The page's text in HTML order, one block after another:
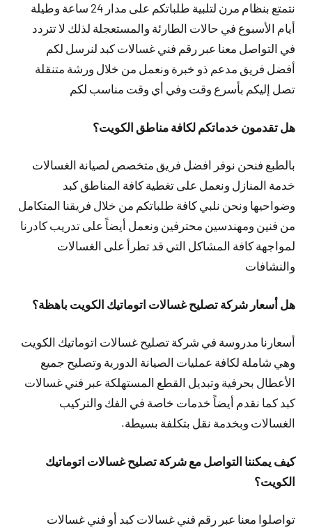
نتمتع بنظام مرن لتلبية طلباتكم على مدار 24 ساعة وطيلة
أيام الأسبوع في حالات الطارئة والمستعجلة لذلك لا تتردد
في التواصل معنا عبر رقم فني غسالات كبد لنرسل لكم
أفضل فريق مدعم ذو خبرة ونعمل من خلال ورشة متنقلة
تصل إليكم بأسرع وقت وفي أي وقت مناسب لكم
هل تقدمون خدماتكم لكافة مناطق الكويت؟
بالطبع فنحن نوفر افضل فريق متخصص لصيانة الغسالات
خدمة المنازل ونعمل على تغطية كافة المناطق كبد
وضواحيها ونحن نلبي كافة طلباتكم من خلال فريقنا المتكامل
من فنين ومهندسين محترفين ونعمل أيضاً على تدريب كادرنا
لمواجهة كافة المشاكل التي قد تطرأ على الغسالات
والنشافات
هل أسعار شركة تصليح غسالات اتوماتيك الكويت باهظة؟
أسعارنا مدروسة في شركة تصليح غسالات اتوماتيك الكويت
وهي شاملة لكافة عمليات الصيانة الدورية وتصليح جميع
الأعطال بحرفية وتبديل القطع المستهلكة عبر فني غسالات
كبد كما نقدم أيضاً خدمات خاصة في الفك والتركيب
الغسالات وبخدمة نقل بتكلفة بسيطة.
كيف يمكننا التواصل مع شركة تصليح غسالات اتوماتيك
الكويت؟
تواصلوا معنا عبر رقم فني غسالات كبد أو فني غسالات